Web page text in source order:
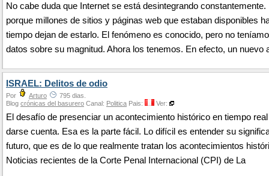
No cabe duda que Internet se está desintegrando constantemente.
porque millones de sitios y páginas web que estaban disponibles
tiempo dejan de estarlo. El fenómeno es conocido, pero no
datos sobre su magnitud. Ahora los tenemos. En efecto, un nuevo
ISRAEL: Delitos de odio
Por Arturo
795 dias.
Blog crónicas del basurero Canal: Politica Pais: Ver:
El desafío de presenciar un acontecimiento histórico en tiempo
darse cuenta. Esa es la parte fácil. Lo difícil es entender su
futuro, que es de lo que realmente tratan los acontecimientos
Noticias recientes de la Corte Penal Internacional (CPI) de La